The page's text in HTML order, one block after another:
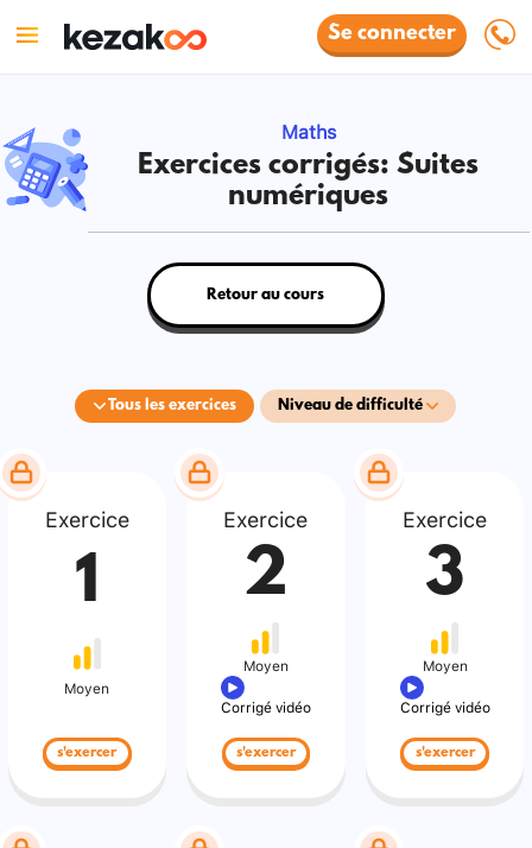
Se connecter
Maths
Exercices corrigés: Suites
numériques
Tous les exercices Niveau de difficulté
Retour au cours
Exercice
1
Moyen
s'exercer
Exercice
2
Moyen
Corrigé vidéo
s'exercer
Exercice
3
Moyen
Corrigé vidéo
s'exercer